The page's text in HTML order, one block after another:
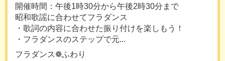
開催時間：午後1時30分から午後2時30分まで
昭和歌謡に合わせてフラダンス
・歌詞の内容に合わせた振り付けを楽しもう！
・フラダンスのステップで元...
フラダンス❁ふわり